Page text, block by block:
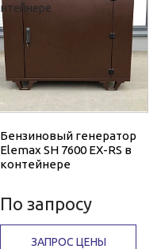
Бензиновый генератор
Elemax SH 7600 EX-RS в
контейнере
По запросу
ЗАПРОС ЦЕНЫ